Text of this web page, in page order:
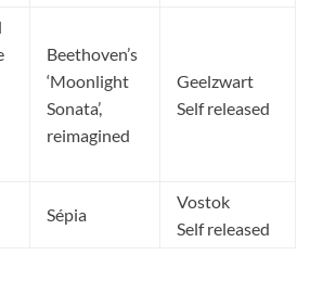
Beethoven’s
‘Moonlight
Sonata’,
reimagined
Geelzwart
Self released
Sépia
Vostok
Self released